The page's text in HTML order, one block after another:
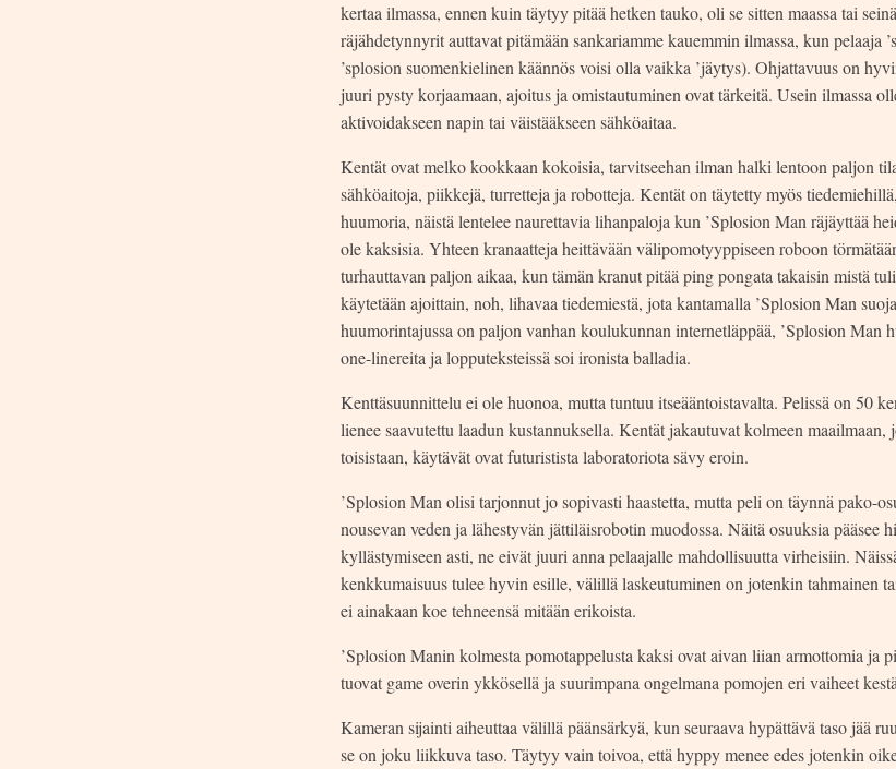
kertaa ilmassa, ennen kuin täytyy pitää hetken tauko, oli se sitten maassa tai
räjähdetynnyrit auttavat pitämään sankariamme kauemmin ilmassa, kun pelaaja
’splosion suomenkielinen käännös voisi olla vaikka ’jäytys). Ohjattavuus on
juuri pysty korjaamaan, ajoitus ja omistautuminen ovat tärkeitä. Usein ilmassa
aktivoidakseen napin tai väistääkseen sähköaitaa.
Kentät ovat melko kookkaan kokoisia, tarvitseehan ilman halki lentoon paljon
sähköaitoja, piikkejä, turretteja ja robotteja. Kentät on täytetty myös
huumoria, näistä lentelee naurettavia lihanpaloja kun ’Splosion Man räjäyttää
ole kaksisia. Yhteen kranaatteja heittävään välipomotyyppiseen roboon
turhauttavan paljon aikaa, kun tämän kranut pitää ping pongata takaisin mistä
käytetään ajoittain, noh, lihavaa tiedemiestä, jota kantamalla ’Splosion Man
huumorintajussa on paljon vanhan koulukunnan internetläppää, ’Splosion Man
one-linereita ja lopputeksteissä soi ironista balladia.
Kenttäsuunnittelu ei ole huonoa, mutta tuntuu itseääntoistavalta. Pelissä on 50
lienee saavutettu laadun kustannuksella. Kentät jakautuvat kolmeen maailmaan,
toisistaan, käytävät ovat futuristista laboratoriota sävy eroin.
’Splosion Man olisi tarjonnut jo sopivasti haastetta, mutta peli on täynnä pako-
nousevan veden ja lähestyvän jättiläisrobotin muodossa. Näitä osuuksia pääsee
kyllästymiseen asti, ne eivät juuri anna pelaajalle mahdollisuutta virheisiin.
kenkkumaisuus tulee hyvin esille, välillä laskeutuminen on jotenkin tahmainen
ei ainakaan koe tehneensä mitään erikoista.
’Splosion Manin kolmesta pomotappelusta kaksi ovat aivan liian armottomia ja
tuovat game overin ykkösellä ja suurimpana ongelmana pomojen eri vaiheet
Kameran sijainti aiheuttaa välillä päänsärkyä, kun seuraava hypättävä taso jää
se on joku liikkuva taso. Täytyy vain toivoa, että hyppy menee edes jotenkin